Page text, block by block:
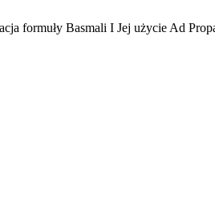
formuły Basmali I Jej użycie Ad